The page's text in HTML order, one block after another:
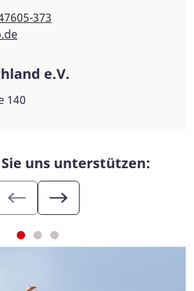
373
e.V.
140
uns unterstützen: